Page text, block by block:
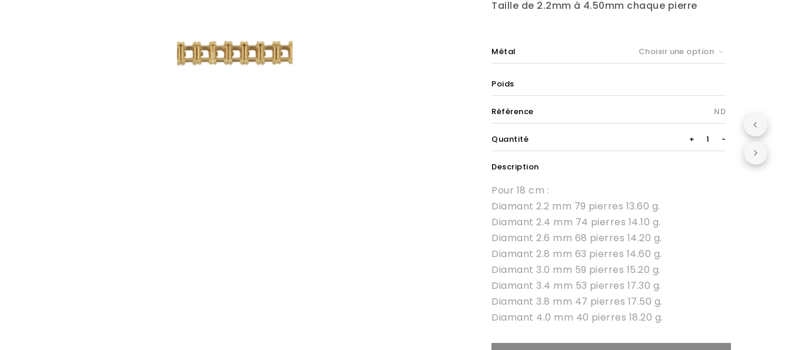
Taille de 2.2mm à 4.50mm chaque pierre
Métal Choisir une option
Poids
Référence ND
Quantité
Rivière
chaton
+ -
Description
Pour 18 cm :
Diamant 2.2 mm 79 pierres 13.60 g.
Diamant 2.4 mm 74 pierres 14.10 g.
Diamant 2.6 mm 68 pierres 14.20 g.
Diamant 2.8 mm 63 pierres 14.60 g.
Diamant 3.0 mm 59 pierres 15.20 g.
Diamant 3.4 mm 53 pierres 17.30 g.
Diamant 3.8 mm 47 pierres 17.50 g.
Diamant 4.0 mm 40 pierres 18.20 g.